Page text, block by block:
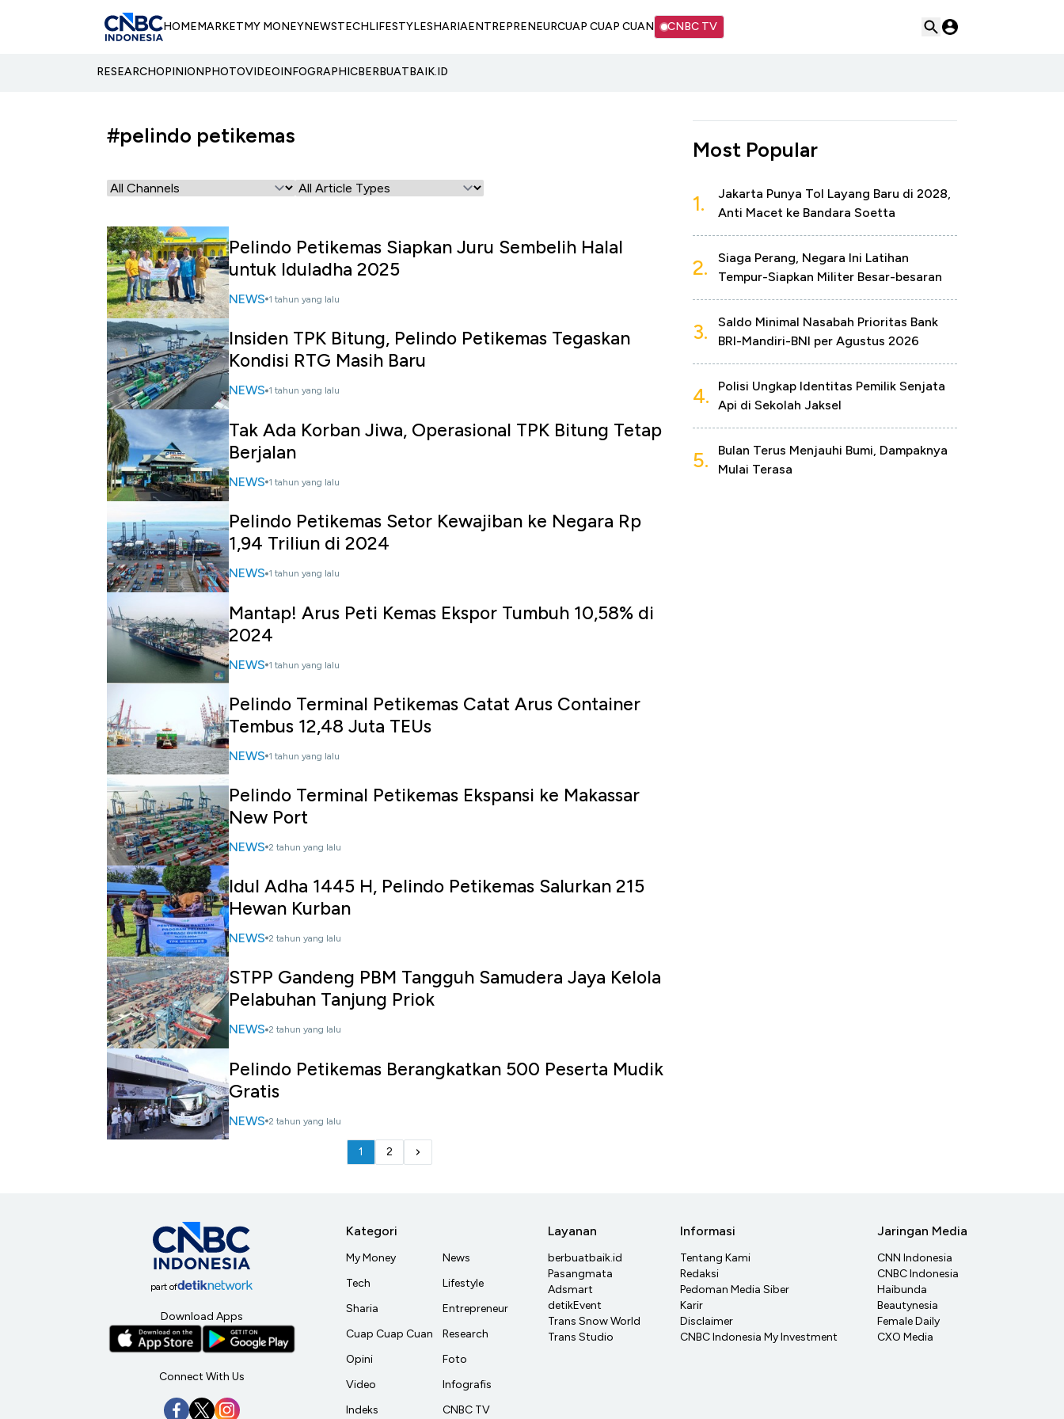
HOMEMARKETMY MONEYNEWSTECHLIFESTYLESHARIAENTREPRENEURCUAP CUAP CUAN CNBC TV
RESEARCHOPINIONPHOTOVIDEOINFOGRAPHICBERBUATBAIK.ID
#pelindo petikemas
Pelindo Petikemas Siapkan Juru Sembelih Halal
untuk Iduladha 2025
NEWS 1 tahun yang lalu
Insiden TPK Bitung, Pelindo Petikemas Tegaskan
Kondisi RTG Masih Baru
NEWS 1 tahun yang lalu
Tak Ada Korban Jiwa, Operasional TPK Bitung Tetap
Berjalan
NEWS 1 tahun yang lalu
Pelindo Petikemas Setor Kewajiban ke Negara Rp
1,94 Triliun di 2024
NEWS 1 tahun yang lalu
Mantap! Arus Peti Kemas Ekspor Tumbuh 10,58% di
2024
NEWS 1 tahun yang lalu
Pelindo Terminal Petikemas Catat Arus Container
Tembus 12,48 Juta TEUs
NEWS 1 tahun yang lalu
Pelindo Terminal Petikemas Ekspansi ke Makassar
New Port
NEWS 2 tahun yang lalu
Idul Adha 1445 H, Pelindo Petikemas Salurkan 215
Hewan Kurban
NEWS 2 tahun yang lalu
STPP Gandeng PBM Tangguh Samudera Jaya Kelola
Pelabuhan Tanjung Priok
NEWS 2 tahun yang lalu
Pelindo Petikemas Berangkatkan 500 Peserta Mudik
Gratis
NEWS 2 tahun yang lalu
1 2
Most Popular
1.
Jakarta Punya Tol Layang Baru di 2028,
Anti Macet ke Bandara Soetta
2.
Siaga Perang, Negara Ini Latihan
Tempur-Siapkan Militer Besar-besaran
3.
Saldo Minimal Nasabah Prioritas Bank
BRI-Mandiri-BNI per Agustus 2026
4.
Polisi Ungkap Identitas Pemilik Senjata
Api di Sekolah Jaksel
5.
Bulan Terus Menjauhi Bumi, Dampaknya
Mulai Terasa
part of
Download Apps
Connect With Us
Kategori
My Money
Tech
Sharia
Cuap Cuap Cuan
Opini
Video
Indeks
News
Lifestyle
Entrepreneur
Research
Foto
Infografis
CNBC TV
Layanan
berbuatbaik.id
Pasangmata
Adsmart
detikEvent
Trans Snow World
Trans Studio
Informasi
Tentang Kami
Redaksi
Pedoman Media Siber
Karir
Disclaimer
CNBC Indonesia My Investment
Jaringan Media
CNN Indonesia
CNBC Indonesia
Haibunda
Beautynesia
Female Daily
CXO Media